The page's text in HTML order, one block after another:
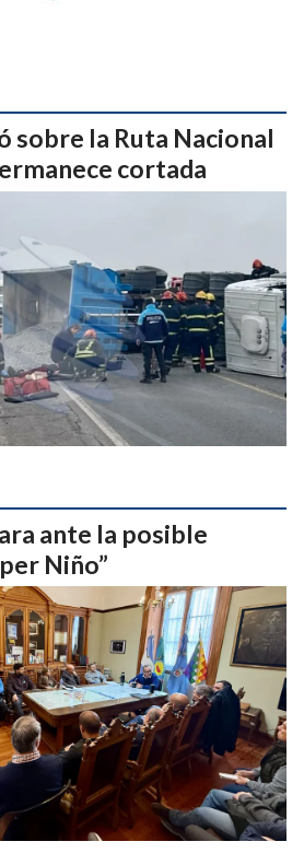
sobre la Ruta Nacional
cortada
ante la posible
Niño”